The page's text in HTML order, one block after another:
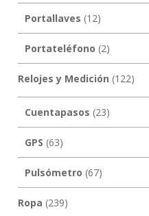
Portallaves (12)
Portateléfono (2)
Relojes y Medición (122)
Cuentapasos (23)
GPS (63)
Pulsómetro (67)
Ropa (239)